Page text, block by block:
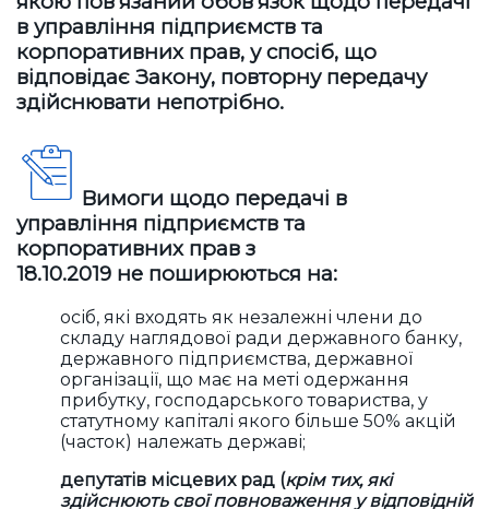
в управління підприємств та
корпоративних прав, у спосіб, що
відповідає Закону, повторну передачу
здійснювати непотрібно.
Вимоги щодо передачі в
управління підприємств та
корпоративних прав з
18.10.2019 не поширюються на:
осіб, які входять як незалежні члени до
складу наглядової ради державного банку,
державного підприємства, державної
організації, що має на меті одержання
прибутку, господарського товариства, у
статутному капіталі якого більше 50% акцій
(часток) належать державі;
депутатів місцевих рад (крім тих, які
здійснюють свої повноваження у відповідній